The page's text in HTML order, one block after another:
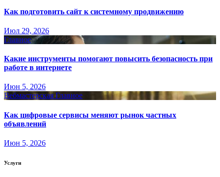
Как подготовить сайт к системному продвижению
Июл 29, 2026
Главное
Какие инструменты помогают повысить безопасность при
работе в интернете
Июн 5, 2026
Вебмастерская Главное
Как цифровые сервисы меняют рынок частных
объявлений
Июн 5, 2026
Услуги